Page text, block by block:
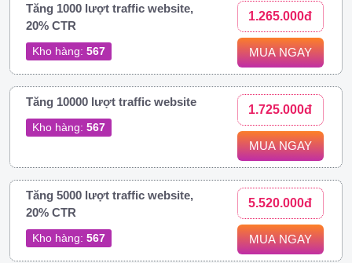
Tăng 1000 lượt traffic website,
20% CTR
Kho hàng: 567
1.265.000đ
MUA NGAY
Tăng 10000 lượt traffic website
Kho hàng: 567
1.725.000đ
MUA NGAY
Tăng 5000 lượt traffic website,
20% CTR
Kho hàng: 567
5.520.000đ
MUA NGAY